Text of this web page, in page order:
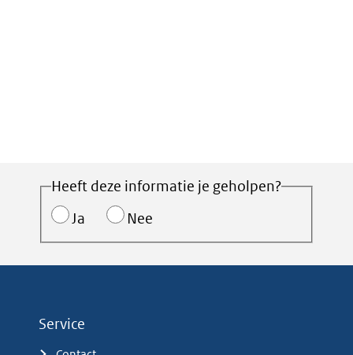
Heeft deze informatie je geholpen?
Ja
Nee
Service